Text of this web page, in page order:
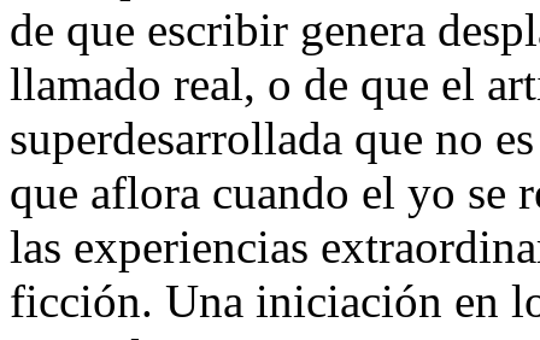
de que escribir genera
llamado real, o de que el
superdesarrollada que no
que aflora cuando el yo se
las experiencias
ficción. Una iniciación en